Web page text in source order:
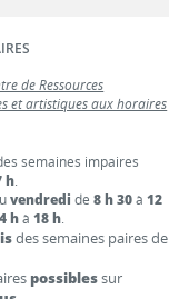
de Ressources
et artistiques aux horaires
semaines impaires
h.
vendredi de8 h 30à12
hà18 h.
des semaines paires de
possiblessur